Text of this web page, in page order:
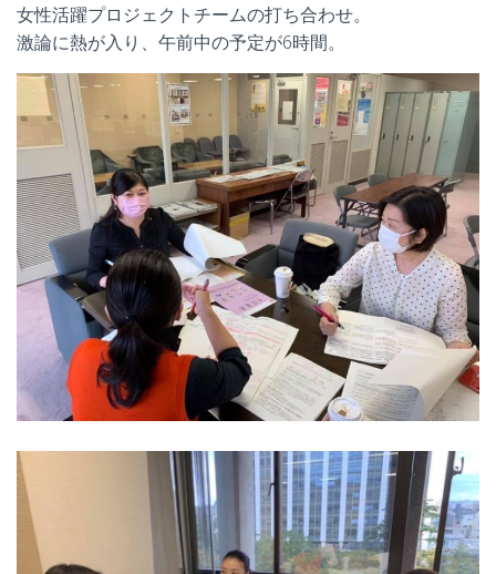
女性活躍プロジェクトチームの打ち合わせ。
激論に熱が入り、午前中の予定が6時間。